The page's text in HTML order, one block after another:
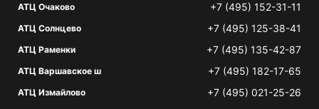
АТЦ Очаково +7 (495) 152-31-11
АТЦ Солнцево +7 (495) 125-38-41
АТЦ Раменки +7 (495) 135-42-87
АТЦ Варшавское ш +7 (495) 182-17-65
АТЦ Измайлово +7 (495) 021-25-26